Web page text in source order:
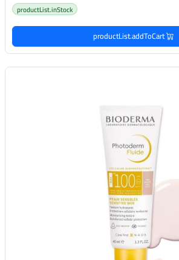
productList.inStock
productList.addToCart